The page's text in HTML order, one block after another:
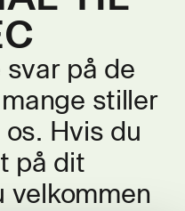
på de
stiller
Hvis du
på dit
velkommen